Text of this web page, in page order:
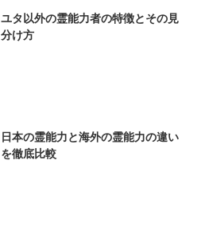
ユタ以外の霊能力者の特徴とその見
分け方
日本の霊能力と海外の霊能力の違い
を徹底比較